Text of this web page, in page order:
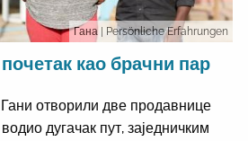
Гана | Persönliche Erfahrungen
као брачни пар
отворили две продавнице
дугачак пут, заједничким